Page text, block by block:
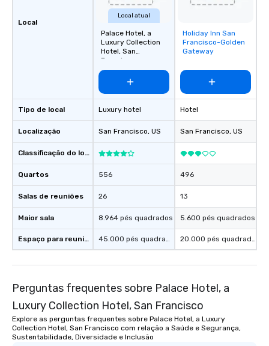
Local
Tipo de local
Localização
Classificação do local
Quartos
Salas de reuniões
Maior sala
Espaço para reuniões
Local atual
Palace Hotel, a
Luxury Collection
Hotel, San
Francisco
Luxury hotel
San Francisco, US
556
26
8.964 pés quadrados
45.000 pés quadrados
Removed from
favorites
Holiday Inn San
Francisco-Golden
Gateway
Hotel
San Francisco, US
496
13
5.600 pés quadrados
20.000 pés quadrados
Perguntas frequentes sobre Palace Hotel, a
Luxury Collection Hotel, San Francisco
Explore as perguntas frequentes sobre Palace Hotel, a Luxury
Collection Hotel, San Francisco com relação a Saúde e Segurança,
Sustentabilidade, Diversidade e Inclusão